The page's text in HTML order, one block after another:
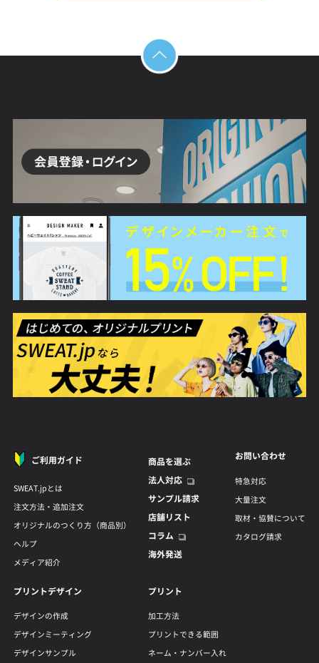
ご利用ガイド
SWEAT.jpとは
注文方法・追加注文
オリジナルのつくり方（商品別）
ヘルプ
メディア紹介
商品を選ぶ
法人対応
サンプル請求
店舗リスト
コラム
海外発送
お問い合わせ
特急対応
大量注文
取材・協賛について
カタログ請求
プリントデザイン
デザインの作成
デザインミーティング
デザインサンプル
プリント
加工方法
プリントできる範囲
ネーム・ナンバー入れ